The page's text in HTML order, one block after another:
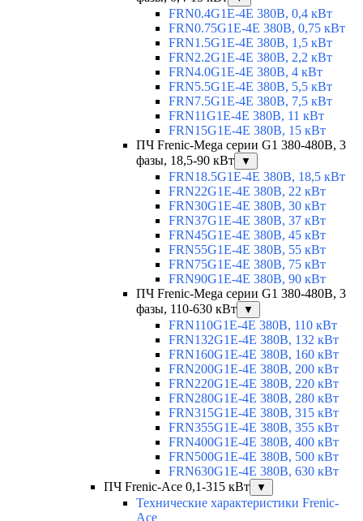
FRN0.4G1E-4E 380В, 0,4 кВт
FRN0.75G1E-4E 380В, 0,75 кВт
FRN1.5G1E-4E 380В, 1,5 кВт
FRN2.2G1E-4E 380В, 2,2 кВт
FRN4.0G1E-4E 380В, 4 кВт
FRN5.5G1E-4E 380В, 5,5 кВт
FRN7.5G1E-4E 380В, 7,5 кВт
FRN11G1E-4E 380В, 11 кВт
FRN15G1E-4E 380В, 15 кВт
ПЧ Frenic-Mega серии G1 380-480В, 3
фазы, 18,5-90 кВт
▼
FRN18.5G1E-4E 380В, 18,5 кВт
FRN22G1E-4E 380В, 22 кВт
FRN30G1E-4E 380В, 30 кВт
FRN37G1E-4E 380В, 37 кВт
FRN45G1E-4E 380В, 45 кВт
FRN55G1E-4E 380В, 55 кВт
FRN75G1E-4E 380В, 75 кВт
FRN90G1E-4E 380В, 90 кВт
ПЧ Frenic-Mega серии G1 380-480В, 3
фазы, 110-630 кВт
▼
FRN110G1E-4E 380В, 110 кВт
FRN132G1E-4E 380В, 132 кВт
FRN160G1E-4E 380В, 160 кВт
FRN200G1E-4E 380В, 200 кВт
FRN220G1E-4E 380В, 220 кВт
FRN280G1E-4E 380В, 280 кВт
FRN315G1E-4E 380В, 315 кВт
FRN355G1E-4E 380В, 355 кВт
FRN400G1E-4E 380В, 400 кВт
FRN500G1E-4E 380В, 500 кВт
FRN630G1E-4E 380В, 630 кВт
ПЧ Frenic-Ace 0,1-315 кВт
▼
Технические характеристики Frenic-
Ace